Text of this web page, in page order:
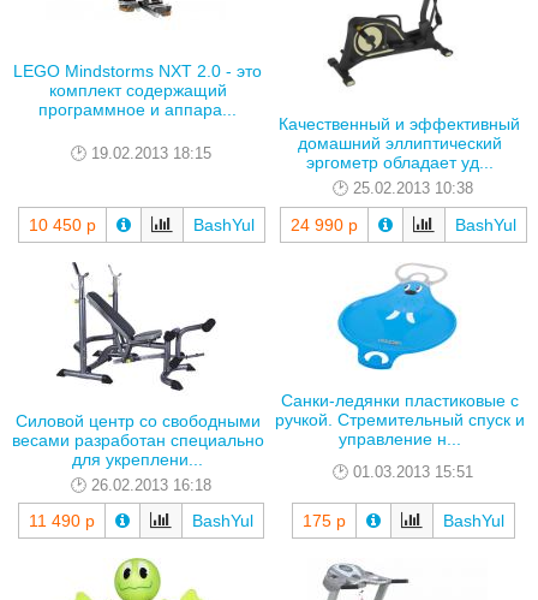
LEGO Mindstorms NXT 2.0 - это
комплект содержащий
программное и аппара...
19.02.2013 18:15
10 450 р BashYul
Качественный и эффективный
домашний эллиптический
эргометр обладает уд...
25.02.2013 10:38
24 990 р BashYul
Силовой центр со свободными
весами разработан специально
для укреплени...
26.02.2013 16:18
11 490 р BashYul
Санки-ледянки пластиковые с
ручкой. Стремительный спуск и
управление н...
01.03.2013 15:51
175 р BashYul